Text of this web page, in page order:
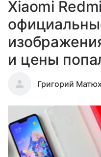
Xiaomi
и цены
Григорий